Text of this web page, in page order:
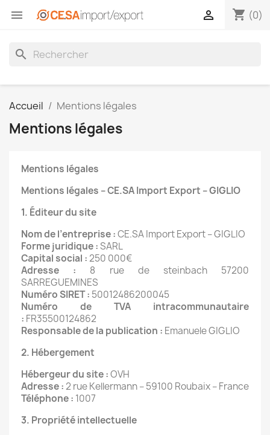
 shopping_cart (0)

search
Accueil Mentions légales
Mentions légales
Mentions légales
Mentions légales – CE.SA Import Export – GIGLIO
1. Éditeur du site
Nom de l’entreprise :CE.SA Import Export – GIGLIO
Forme juridique :SARL
Capital social :250 000€
Adresse : 8 rue de steinbach 57200
SARREGUEMINES
Numéro SIRET : 50012486200045
Numéro de TVA intracommunautaire
: FR35500124862
Responsable de la publication : Emanuele GIGLIO
2. Hébergement
Hébergeur du site :OVH
Adresse :2 rue Kellermann – 59100 Roubaix – France
Téléphone : 1007
3. Propriété intellectuelle